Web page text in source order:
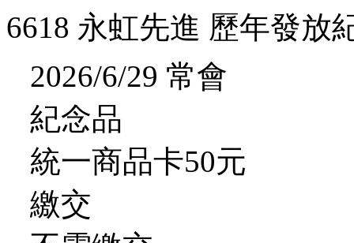
6618 永虹先進 歷年發放
2026/6/29 常會
紀念品
統一商品卡50元
繳交